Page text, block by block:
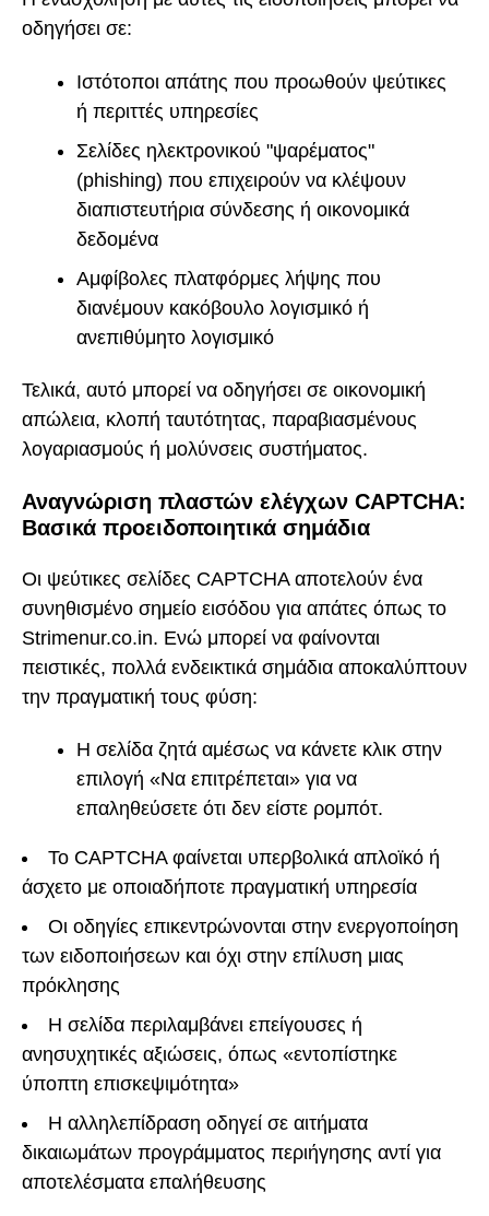
οδηγήσει σε:
Ιστότοποι απάτης που προωθούν ψεύτικες
ή περιττές υπηρεσίες
Σελίδες ηλεκτρονικού "ψαρέματος"
(phishing) που επιχειρούν να κλέψουν
διαπιστευτήρια σύνδεσης ή οικονομικά
δεδομένα
Αμφίβολες πλατφόρμες λήψης που
διανέμουν κακόβουλο λογισμικό ή
ανεπιθύμητο λογισμικό
Τελικά, αυτό μπορεί να οδηγήσει σε οικονομική
απώλεια, κλοπή ταυτότητας, παραβιασμένους
λογαριασμούς ή μολύνσεις συστήματος.
Αναγνώριση πλαστών ελέγχων CAPTCHA:
Βασικά προειδοποιητικά σημάδια
Οι ψεύτικες σελίδες CAPTCHA αποτελούν ένα
συνηθισμένο σημείο εισόδου για απάτες όπως το
Strimenur.co.in. Ενώ μπορεί να φαίνονται
πειστικές, πολλά ενδεικτικά σημάδια αποκαλύπτουν
την πραγματική τους φύση:
Η σελίδα ζητά αμέσως να κάνετε κλικ στην
επιλογή «Να επιτρέπεται» για να
επαληθεύσετε ότι δεν είστε ρομπότ.
Το CAPTCHA φαίνεται υπερβολικά απλοϊκό ή
άσχετο με οποιαδήποτε πραγματική υπηρεσία
Οι οδηγίες επικεντρώνονται στην ενεργοποίηση
των ειδοποιήσεων και όχι στην επίλυση μιας
πρόκλησης
Η σελίδα περιλαμβάνει επείγουσες ή
ανησυχητικές αξιώσεις, όπως «εντοπίστηκε
ύποπτη επισκεψιμότητα»
Η αλληλεπίδραση οδηγεί σε αιτήματα
δικαιωμάτων προγράμματος περιήγησης αντί για
αποτελέσματα επαλήθευσης